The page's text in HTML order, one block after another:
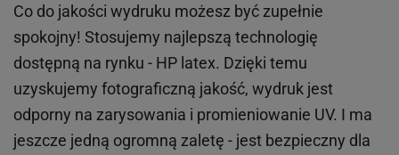
Co do jakości wydruku możesz być zupełnie
spokojny! Stosujemy najlepszą technologię
dostępną na rynku - HP latex. Dzięki temu
uzyskujemy fotograficzną jakość, wydruk jest
odporny na zarysowania i promieniowanie UV. I ma
jeszcze jedną ogromną zaletę - jest bezpieczny dla